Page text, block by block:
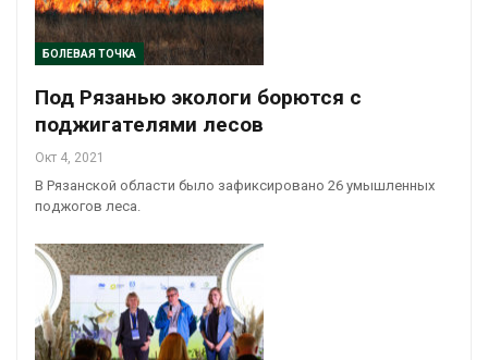
БОЛЕВАЯ ТОЧКА
Под Рязанью экологи борются с
поджигателями лесов
Окт 4, 2021
В Рязанской области было зафиксировано 26 умышленных
поджогов леса.